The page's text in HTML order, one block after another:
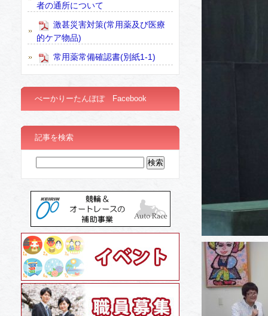
者の通所について
激甚災害対策(常用薬及び医療
的ケア物品)
常用薬常備確認書(別紙1-1)
べーかりーたんぽぽ Facebook
記事を検索